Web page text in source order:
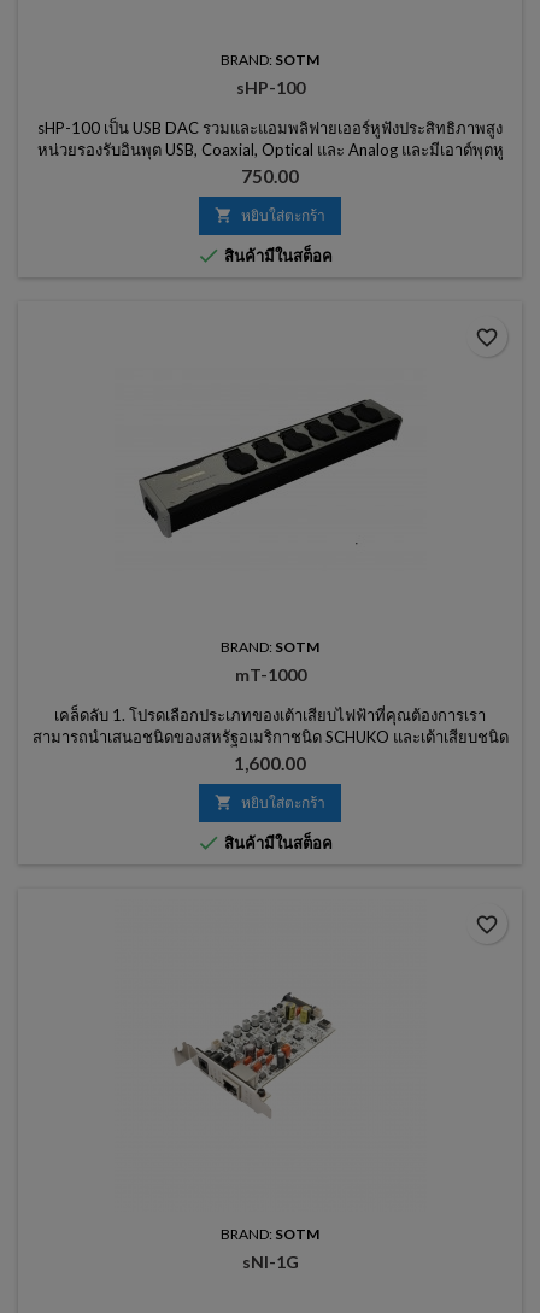
BRAND: SOTM
sHP-100
sHP-100 เป็น USB DAC รวมและแอมพลิฟายเออร์หูฟังประสิทธิภาพสูง
หน่วยรองรับอินพุต USB, Coaxial, Optical และ Analog และมีเอาต์พุตหู
ฟังเช่นเดียวกับเอาต์พุตสายอนาล็อก
ราคา
750.00
 หยิบใส่ตะกร้า
 สินค้ามีในสต็อค
BRAND: SOTM
mT-1000
เคล็ดลับ 1. โปรดเลือกประเภทของเต้าเสียบไฟฟ้าที่คุณต้องการเรา
สามารถนำเสนอชนิดของสหรัฐอเมริกาชนิด SCHUKO และเต้าเสียบชนิด
อังกฤษ 2. หากคุณไม่ระบุประเภทร้านค้าเต้าเสียบจะถูกจัดเตรียมตาม
ประเทศที่จะจัดส่ง
ราคา
1,600.00
 หยิบใส่ตะกร้า
 สินค้ามีในสต็อค
favorite_border
BRAND: SOTM
sNI-1G
favorite_border